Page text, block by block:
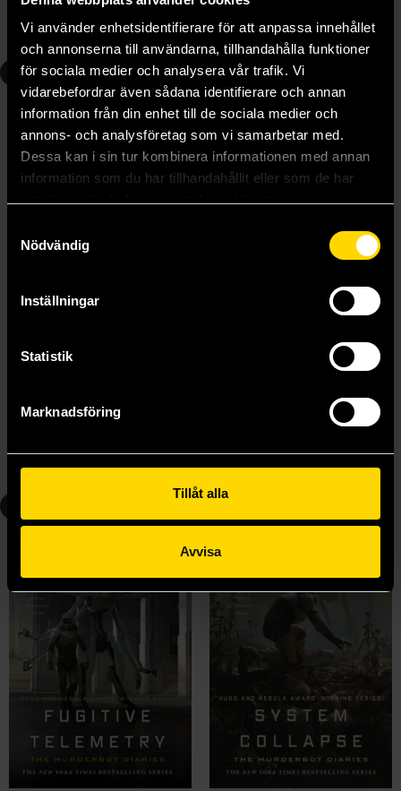
Vi använder enhetsidentifierare för att anpassa innehållet
och annonserna till användarna, tillhandahålla funktioner
för sociala medier och analysera vår trafik. Vi
vidarebefordrar även sådana identifierare och annan
information från din enhet till de sociala medier och
annons- och analysföretag som vi samarbetar med.
Dessa kan i sin tur kombinera informationen med annan
information som du har tillhandahållit eller som de har
Nödvändig
Inställningar
Statistik
Marknadsföring
Tillåt alla
Avvisa
Längre leveranstid
Beställ Beställ
319 kr
Beställ
5
Beställ
7